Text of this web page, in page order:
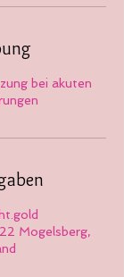
bei akuten
Mogelsberg,